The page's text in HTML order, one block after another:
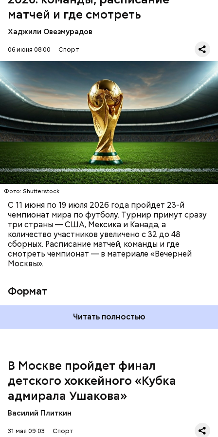
матчей и где смотреть
Хаджили Овезмурадов
06 июня 08:00 Спорт
Фото: Shutterstock
С 11 июня по 19 июля 2026 года пройдет 23-й
чемпионат мира по футболу. Турнир примут сразу
три страны — США, Мексика и Канада, а
количество участников увеличено с 32 до 48
сборных. Расписание матчей, команды и где
смотреть чемпионат — в материале «Вечерней
Москвы».
Формат
ЧМ-2026 стартует 11 июня матчем открытия на
стадионе «Ацтека» в Мехико (сборная Мексики —
сборная ЮАР), а завершится финалом 19 июля на
стадионе Metlife Stadium в американском городе
Ист-Ратерфорд.
Читать полностью
ФУТБОЛ
ФИФА
ЧЕМПИОНАТ МИРА ПО ФУТБОЛУ
В Москве пройдет финал
детского хоккейного «Кубка
адмирала Ушакова»
Василий Плиткин
31 мая 09:03 Спорт
Турнир проходил на ледовой арене «Южный лeд»,
а решающие матчи — на Малой и Большой аренах